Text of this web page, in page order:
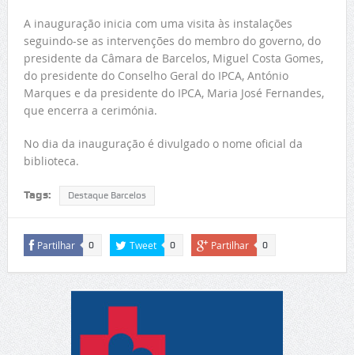
A inauguração inicia com uma visita às instalações
seguindo-se as intervenções do membro do governo, do
presidente da Câmara de Barcelos, Miguel Costa Gomes,
do presidente do Conselho Geral do IPCA, António
Marques e da presidente do IPCA, Maria José Fernandes,
que encerra a cerimónia.
No dia da inauguração é divulgado o nome oficial da
biblioteca.
Tags: Destaque Barcelos
Partilhar 0 Tweet 0 Partilhar 0